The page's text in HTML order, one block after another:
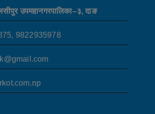
उपमहानगरपालिका–३, दाङ
9822935978